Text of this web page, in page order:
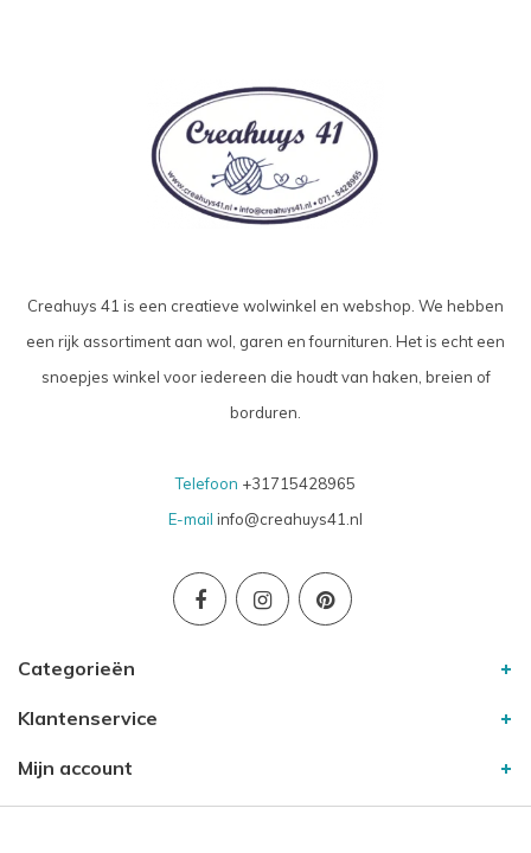
Creahuys 41 is een creatieve wolwinkel en webshop. We hebben
een rijk assortiment aan wol, garen en fournituren. Het is echt een
snoepjes winkel voor iedereen die houdt van haken, breien of
borduren.
Telefoon +31715428965
E-mail info@creahuys41.nl
Categorieën
Klantenservice
Mijn account